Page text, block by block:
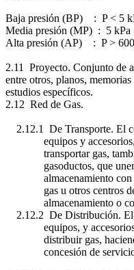
Baja presión (BP) : P < 5
Media presión (MP) : 5 kPa
Alta presión (AP) : P > 600
2.11 Proyecto. Conjunto de
entre otros, planos,
estudios específicos.
2.12 Red de Gas.
2.12.1 De Transporte. El
equipos y accesorios,
transportar gas,
gasoductos, que unen
almacenamiento con
gas u otros centros de
almacenamiento o
2.12.2 De Distribución. El
equipos, y accesorios,
distribuir gas, haciendo
concesión de servicio